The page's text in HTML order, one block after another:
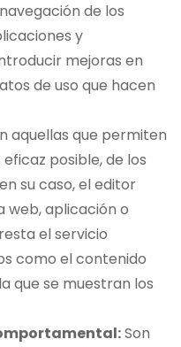
de los
y
mejoras en
de uso que hacen
aquellas que permiten
posible, de los
su caso, el editor
web, aplicación o
el servicio
como el contenido
que se muestran los
Son